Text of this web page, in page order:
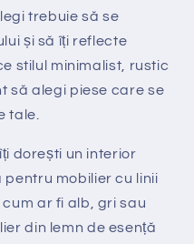
trebuie să se
și să îți reflecte
stilul minimalist, rustic
să alegi piese care se
tale.
dorești un interior
pentru mobilier cu linii
ar fi alb, gri sau
din lemn de esență